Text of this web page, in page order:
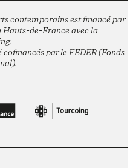
contemporains est financé par
Hauts-de-France avec la
par le FEDER (Fonds